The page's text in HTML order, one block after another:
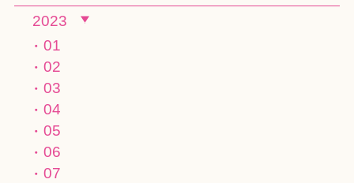
2023
01
02
03
04
05
06
07